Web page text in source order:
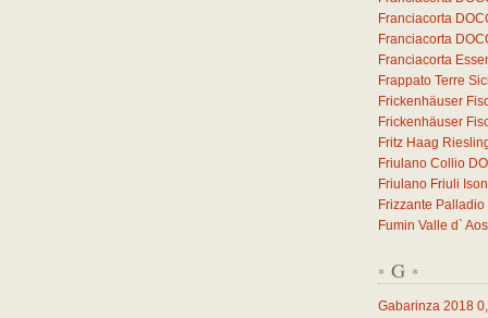
Franciacorta
Franciacorta
Franciacorta
Frappato Terre
Frickenhäuser
Frickenhäuser
Fritz Haag
Friulano Collio
Friulano Friuli
Frizzante Palladio
Fumin Valle d`
* G *
Gabarinza 2018